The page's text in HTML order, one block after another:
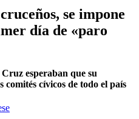
se impone
día de «paro
esperaban que su
comités cívicos de todo el país